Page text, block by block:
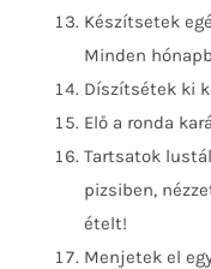
Készítsetek
Minden
Díszítsétek ki
Elő a ronda
Tartsatok
pizsiben,
ételt!
Menjetek el